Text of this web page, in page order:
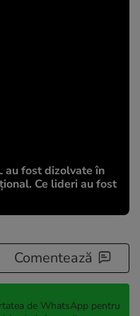
au fost dizolvate în
Ce lideri au fost
Comentează
de WhatsApp pentru